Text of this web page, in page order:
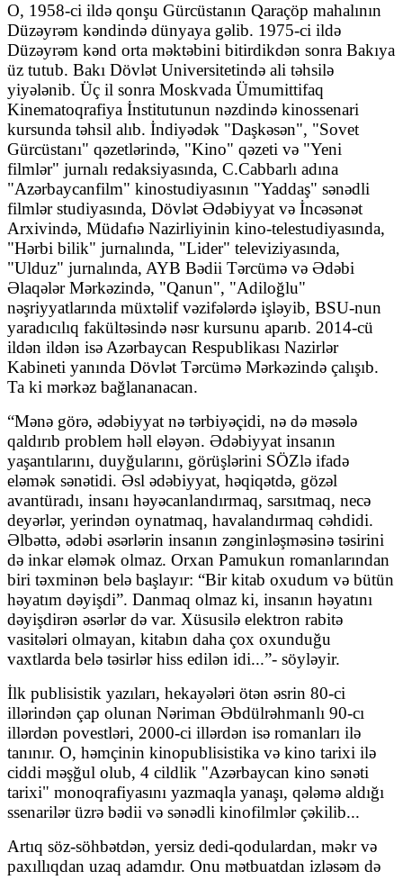
O, 1958-ci ildə qonşu Gürcüstanın Qaraçöp mahalının
Düzəyrəm kəndində dünyaya gəlib. 1975-ci ildə
Düzəyrəm kənd orta məktəbini bitirdikdən sonra Bakıya
üz tutub. Bakı Dövlət Universitetində ali təhsilə
yiyələnib. Üç il sonra Moskvada Ümumittifaq
Kinematoqrafiya İnstitutunun nəzdində kinossenari
kursunda təhsil alıb. İndiyədək "Daşkəsən", "Sovet
Gürcüstanı" qəzetlərində, "Kino" qəzeti və "Yeni
filmlər" jurnalı redaksiyasında, C.Cabbarlı adına
"Azərbaycanfilm" kinostudiyasının "Yaddaş" sənədli
filmlər studiyasında, Dövlət Ədəbiyyat və İncəsənət
Arxivində, Müdafıə Nazirliyinin kino-telestudiyasında,
"Hərbi bilik" jurnalında, "Lider" televiziyasında,
"Ulduz" jurnalında, AYB Bədii Tərcümə və Ədəbi
Əlaqələr Mərkəzində, "Qanun", "Adiloğlu"
nəşriyyatlarında müxtəlif vəzifələrdə işləyib, BSU-nun
yaradıcılıq fakültəsində nəsr kursunu aparıb. 2014-cü
ildən ildən isə Azərbaycan Respublikası Nazirlər
Kabineti yanında Dövlət Tərcümə Mərkəzində çalışıb.
Ta ki mərkəz bağlananacan.
“Mənə görə, ədəbiyyat nə tərbiyəçidi, nə də məsələ
qaldırıb problem həll eləyən. Ədəbiyyat insanın
yaşantılarını, duyğularını, görüşlərini SÖZlə ifadə
eləmək sənətidi. Əsl ədəbiyyat, həqiqətdə, gözəl
avantüradı, insanı həyəcanlandırmaq, sarsıtmaq, necə
deyərlər, yerindən oynatmaq, havalandırmaq cəhdidi.
Əlbəttə, ədəbi əsərlərin insanın zənginləşməsinə təsirini
də inkar eləmək olmaz. Orxan Pamukun romanlarından
biri təxminən belə başlayır: “Bir kitab oxudum və bütün
həyatım dəyişdi”. Danmaq olmaz ki, insanın həyatını
dəyişdirən əsərlər də var. Xüsusilə elektron rabitə
vasitələri olmayan, kitabın daha çox oxunduğu
vaxtlarda belə təsirlər hiss edilən idi...”- söyləyir.
İlk publisistik yazıları, hekayələri ötən əsrin 80-ci
illərindən çap olunan Nəriman Əbdülrəhmanlı 90-cı
illərdən povestləri, 2000-ci illərdən isə romanları ilə
tanınır. O, həmçinin kinopublisistika və kino tarixi ilə
ciddi məşğul olub, 4 cildlik "Azərbaycan kino sənəti
tarixi" monoqrafiyasını yazmaqla yanaşı, qələmə aldığı
ssenarilər üzrə bədii və sənədli kinofilmlər çəkilib...
Artıq söz-söhbətdən, yersiz dedi-qodulardan, məkr və
paxıllıqdan uzaq adamdır. Onu mətbuatdan izləsəm də